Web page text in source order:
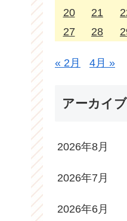
20
21
27
28
« 2月 4月 »
アーカイブ
2026年8月
2026年7月
2026年6月